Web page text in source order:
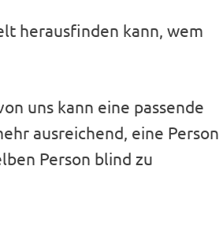
herausfinden kann, wem
uns kann eine passende
ausreichend, eine Person
Person blind zu